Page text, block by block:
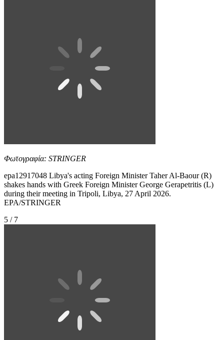
Φωτογραφία: STRINGER
epa12917048 Libya's acting Foreign Minister Taher Al-Baour (R)
shakes hands with Greek Foreign Minister George Gerapetritis (L)
during their meeting in Tripoli, Libya, 27 April 2026.
EPA/STRINGER
5 / 7